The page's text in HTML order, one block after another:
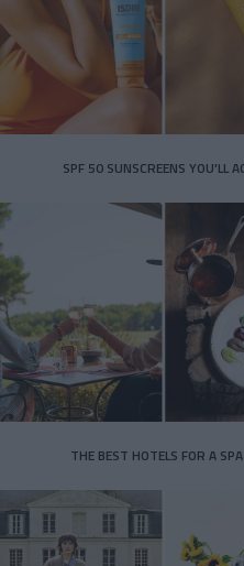
SPF 50 SUNSCREENS YOU'LL
THE BEST HOTELS FOR A